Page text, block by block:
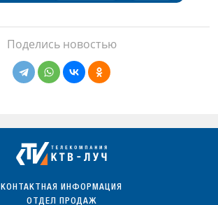
Поделись новостью
КОНТАКТНАЯ ИНФОРМАЦИЯ
ОТДЕЛ ПРОДАЖ